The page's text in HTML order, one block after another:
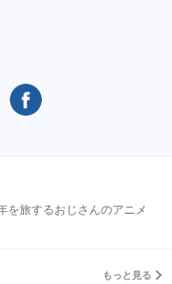
を旅するおじさんのアニメ
もっと見る